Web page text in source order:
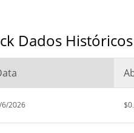
Dados
6/2026